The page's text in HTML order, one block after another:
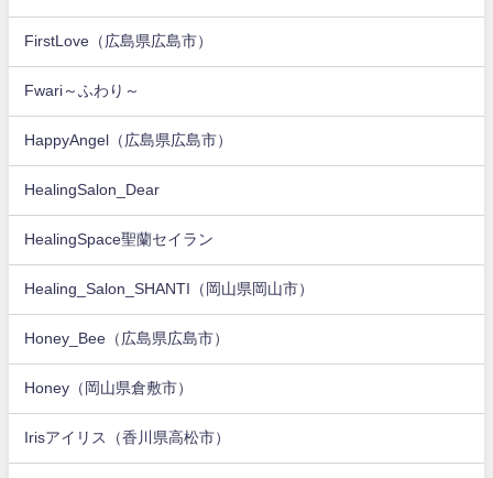
FirstLove（広島県広島市）
Fwari～ふわり～
HappyAngel（広島県広島市）
HealingSalon_Dear
HealingSpace聖蘭セイラン
Healing_Salon_SHANTI（岡山県岡山市）
Honey_Bee（広島県広島市）
Honey（岡山県倉敷市）
Irisアイリス（香川県高松市）